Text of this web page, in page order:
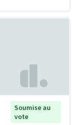
Soumise au
vote